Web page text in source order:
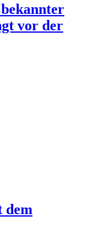
vor der
dem